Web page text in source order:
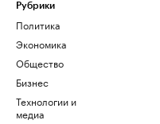
Рубрики
Политика
Экономика
Общество
Бизнес
Технологии и
медиа